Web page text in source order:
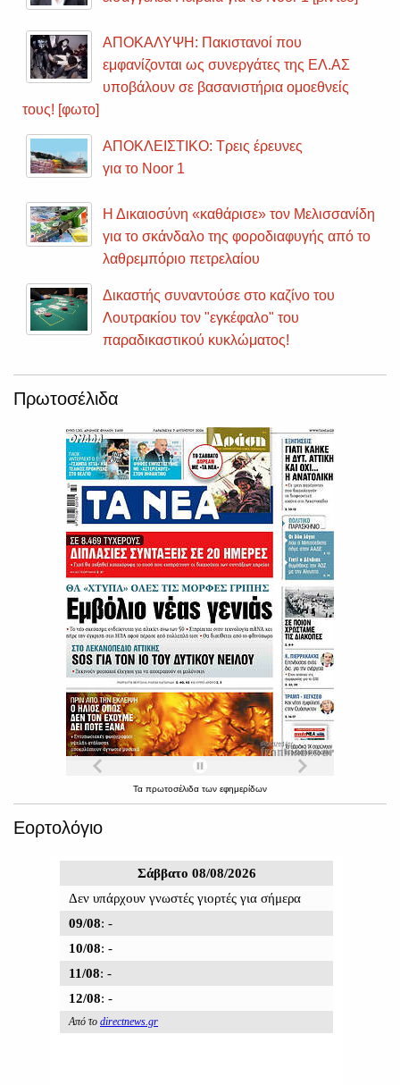
ΑΠΟΚΑΛΥΨΗ: Πακιστανοί που
εμφανίζονται ως συνεργάτες της ΕΛ.ΑΣ
υποβάλουν σε βασανιστήρια ομοεθνείς
τους! [φωτο]
ΑΠΟΚΛΕΙΣΤΙΚΟ: Τρεις έρευνες
για το Noor 1
Η Δικαιοσύνη «καθάρισε» τον Μελισσανίδη
για το σκάνδαλο της φοροδιαφυγής από το
λαθρεμπόριο πετρελαίου
Δικαστής συναντούσε στο καζίνο του
Λουτρακίου τον "εγκέφαλο" του
παραδικαστικού κυκλώματος!
Πρωτοσέλιδα
Τα πρωτοσέλιδα των εφημερίδων
Εορτολόγιο